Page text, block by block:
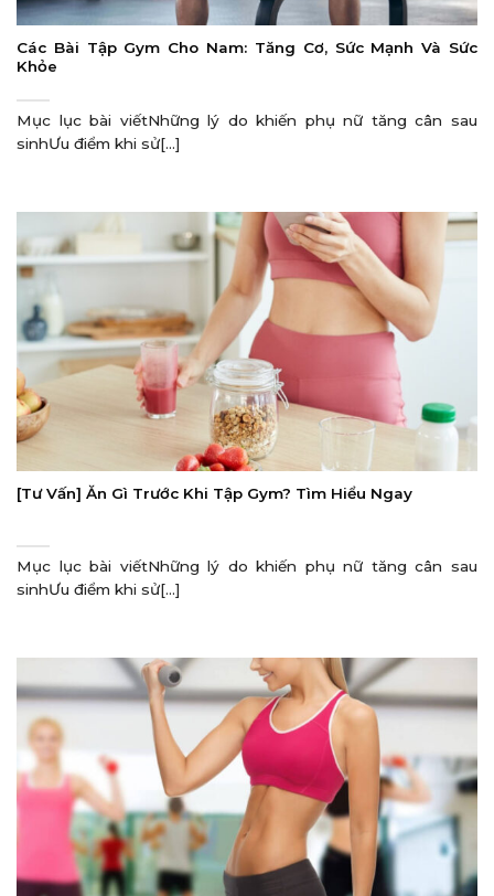
Các Bài Tập Gym Cho Nam: Tăng Cơ, Sức Mạnh Và Sức
Khỏe
Mục lục bài viếtNhững lý do khiến phụ nữ tăng cân sau
sinhƯu điểm khi sử[...]
[Tư Vấn] Ăn Gì Trước Khi Tập Gym? Tìm Hiểu Ngay
Mục lục bài viếtNhững lý do khiến phụ nữ tăng cân sau
sinhƯu điểm khi sử[...]